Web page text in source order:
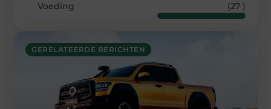
GERELATEERDE BERICHTEN
Voeding
(27 )